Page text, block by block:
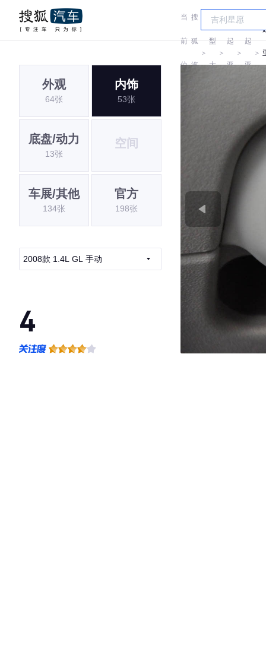
当
前
位
搜
狐
汽
＞
车
型
大
＞
起
亚
＞
起
亚
＞
外观
64张
内饰
53张
底盘/动力
13张
空间
车展/其他
134张
官方
198张
2008款 1.4L GL 手动
4